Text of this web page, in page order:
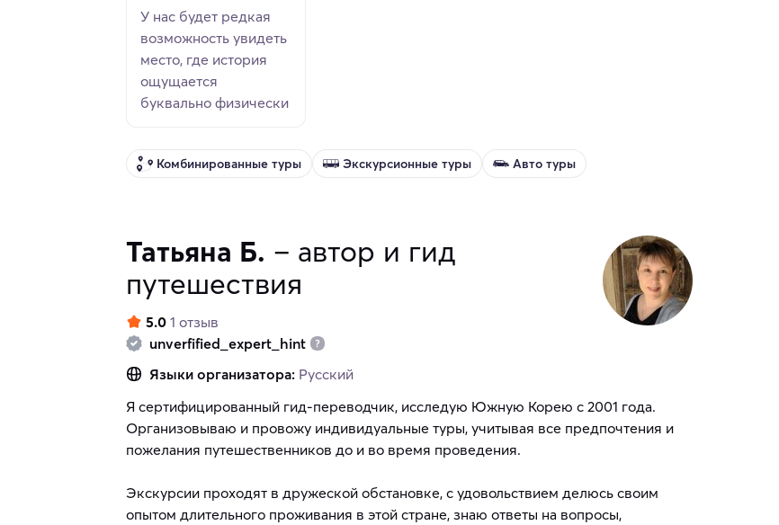
У нас будет редкая
возможность увидеть
место, где история
ощущается
буквально физически
Комбинированные туры Экскурсионные туры Авто туры
Татьяна Б. – автор и гид
путешествия
5.0 1 отзыв
unverfified_expert_hint
Языки организатора: Русский
Я сертифицированный гид-переводчик, исследую Южную Корею с 2001 года.
Организовываю и провожу индивидуальные туры, учитывая все предпочтения и
пожелания путешественников до и во время проведения.
Экскурсии проходят в дружеской обстановке, с удовольствием делюсь своим
опытом длительного проживания в этой стране, знаю ответы на вопросы,